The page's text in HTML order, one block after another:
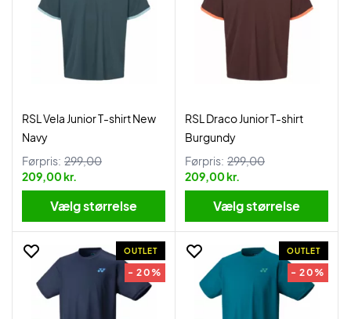
RSL Vela Junior T-shirt New
Navy
Førpris: 299,00
209,00 kr.
Vælg størrelse
RSL Draco Junior T-shirt
Burgundy
Førpris: 299,00
209,00 kr.
Vælg størrelse
OUTLET
- 20%
OUTLET
- 20%